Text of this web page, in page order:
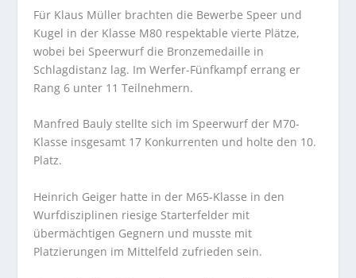
Für Klaus Müller brachten die Bewerbe Speer und
Kugel in der Klasse M80 respektable vierte Plätze,
wobei bei Speerwurf die Bronzemedaille in
Schlagdistanz lag. Im Werfer-Fünfkampf errang er
Rang 6 unter 11 Teilnehmern.
Manfred Bauly stellte sich im Speerwurf der M70-
Klasse insgesamt 17 Konkurrenten und holte den 10.
Platz.
Heinrich Geiger hatte in der M65-Klasse in den
Wurfdisziplinen riesige Starterfelder mit
übermächtigen Gegnern und musste mit
Platzierungen im Mittelfeld zufrieden sein.